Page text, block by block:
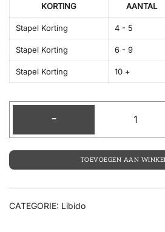
KORTING AANTAL
Stapel Korting 4 - 5
Stapel Korting 6 - 9
Stapel Korting 10 +
-
TOEVOEGEN AAN
CATEGORIE: Libido